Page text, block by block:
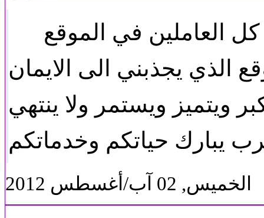
العاملين في الموقع
الذي يجذبني الى الايمان
ويتميز ويستمر ولا ينتهي
يبارك حياتكم وخدماتكم
الخميس, 02 آب/أغسطس 2012